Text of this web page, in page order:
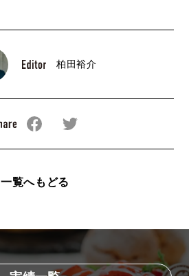
柏田裕介
Facebookでシェアする
Twitterでシェアする
一覧へもどる